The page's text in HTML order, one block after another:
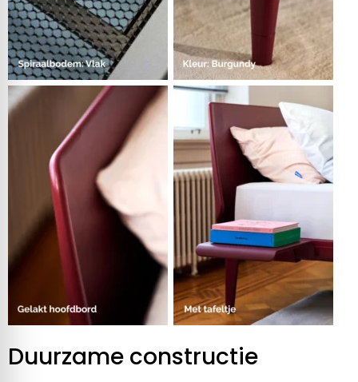
Duurzame constructie